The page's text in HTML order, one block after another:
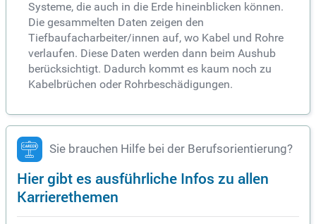
Systeme, die auch in die Erde hineinblicken können.
Die gesammelten Daten zeigen den
Tiefbaufacharbeiter/innen auf, wo Kabel und Rohre
verlaufen. Diese Daten werden dann beim Aushub
berücksichtigt. Dadurch kommt es kaum noch zu
Kabelbrüchen oder Rohrbeschädigungen.
Sie brauchen Hilfe bei der Berufsorientierung?
Hier gibt es ausführliche Infos zu allen
Karrierethemen